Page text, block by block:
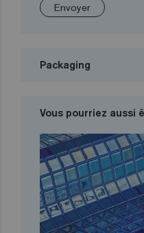
Envoyer
Packaging
Vous pourriez aussi